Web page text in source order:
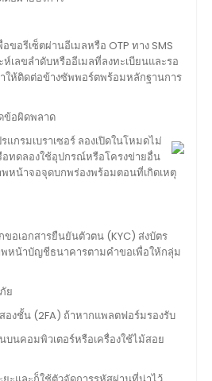
ขอรีเซ็ตผ่านอีเมลหรือ OTP ทาง SMS
ห์เลขลำดับหรืออีเมลที่ลงทะเบียนและรอ
ให้ติดต่อข้างซัพพอร์ตพร้อมหลักฐานการ
ข้อผิดพลาด
กรมเบราเซอร์ ลองเปิดในโหมดไม่
ทดลองใช้อุปกรณ์หรือโครงข่ายอื่น
หน้าจอจุดบกพร่องพร้อมตอนที่เกิดเหตุ
อเอกสารยืนยันตัวตน (KYC) ส่งบัตร
หน้าบัญชีธนาคารตามคำขอเพื่อให้กลุ่ม
ย
องชั้น (2FA) ถ้าหากแพลตฟอร์มรองรับ
นคอมพิวเตอร์หรือเครื่องใช้ไม้สอย